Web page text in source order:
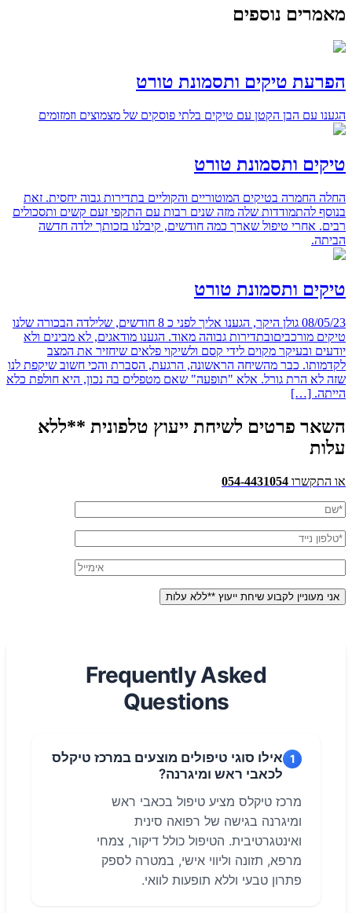
מאמרים נוספים
הפרעת טיקים ותסמונת טורט
הגענו עם הבן הקטן עם טיקים בלתי פוסקים של מצמוצים וזמזומים
טיקים ותסמונת טורט
החלה החמרה בטיקים המוטוריים והקוליים בתדירות גבוה יחסית. זאת
בנוסף להתמודדות שלה מזה שנים רבות עם התקפי זעם קשים ותסכולים
רבים. אחרי טיפול שארך כמה חודשים, קיבלנו בזכותך ילדה חדשה
הביתה.
טיקים ותסמונת טורט
08/05/23 גולן היקר, הגענו אליך לפני כ 8 חודשים, שלילדה הבכורה שלנו
טיקים מורכביםובתדירות גבוהה מאוד. הגענו מודאגים, לא מבינים ולא
יודעים ובעיקר מקוים לידי קסם ולשיקוי פלאים שיחזיר את המצב
לקדמותו. כבר מהשיחה הראשונה, הרגעת, הסברת והכי חשוב שיקפת לנו
שזה לא הרת גורל. אלא "תופעה" שאם מטפלים בה נכון, היא חולפת כלא
הייתה. […]
השאר פרטים לשיחת ייעוץ טלפונית **ללא
עלות
או התקשרו 054-4431054
Frequently Asked
Questions
1 אילו סוגי טיפולים מוצעים במרכז טיקלס
לכאבי ראש ומיגרנה?
מרכז טיקלס מציע טיפול בכאבי ראש
ומיגרנה בגישה של רפואה סינית
ואינטגרטיבית. הטיפול כולל דיקור, צמחי
מרפא, תזונה וליווי אישי, במטרה לספק
פתרון טבעי וללא תופעות לוואי.